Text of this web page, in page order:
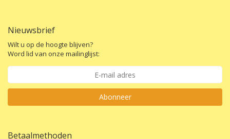
Nieuwsbrief
Wilt u op de hoogte blijven?
Word lid van onze mailinglijst:
Abonneer
Betaalmethoden